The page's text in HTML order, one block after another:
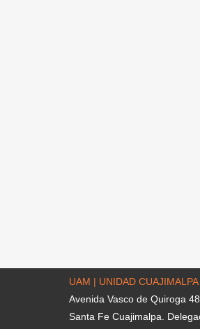
UAM | UNIDAD CUAJIMALPA
Avenida Vasco de Quiroga
Santa Fe Cuajimalpa.